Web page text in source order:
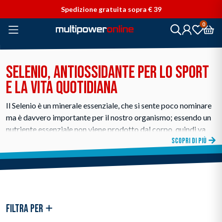
Spedizione gratuita sopra € 39
0
SELENIO, ANTIOSSIDANTE PER LO SPORT
E LA VITA QUOTIDIANA
Il Selenio è un minerale essenziale, che si sente poco nominare
ma è davvero importante per il nostro organismo; essendo un
nutriente essenziale non viene prodotto dal corpo, quindi va
assunto attraverso una dieta specifica o tramite degli
integratori, soluzione questa idonea anche per gli sportivi che
già seguono un'alimentazione completa.
tonno pinne gialle
SCOPRI DI PIÙ
FILTRA PER